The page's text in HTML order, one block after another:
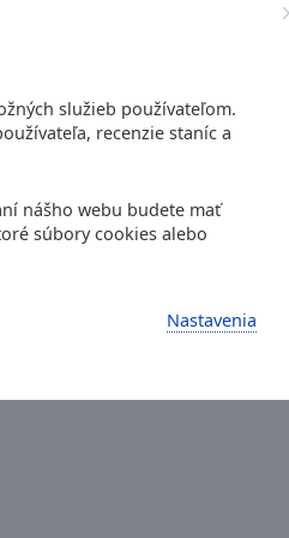
služieb používateľom.
recenzie staníc a
nášho webu budete mať
súbory cookies alebo
Nastavenia